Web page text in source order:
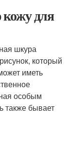
для
шкура
который
иметь
особым
также бывает